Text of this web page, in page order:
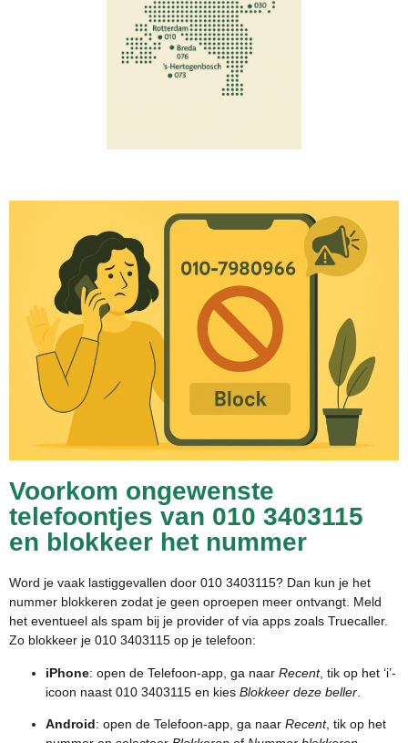
Voorkom ongewenste
telefoontjes van 010 3403115
en blokkeer het nummer
Word je vaak lastiggevallen door 010 3403115? Dan kun je het
nummer blokkeren zodat je geen oproepen meer ontvangt. Meld
het eventueel als spam bij je provider of via apps zoals Truecaller.
Zo blokkeer je 010 3403115 op je telefoon:
iPhone: open de Telefoon-app, ga naar Recent, tik op het ‘i’-
icoon naast 010 3403115 en kies Blokkeer deze beller
Android: open de Telefoon-app, ga naar Recent, tik op het